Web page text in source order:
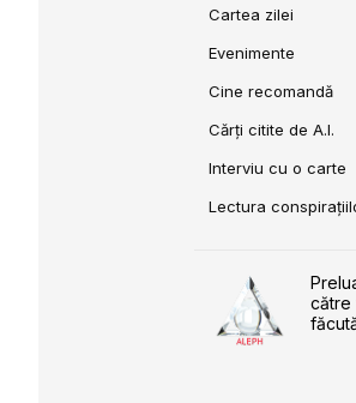
Cartea zilei
Evenimente
Cine recomandă
Cărți citite de A.I.
Interviu cu o carte
Lectura
către